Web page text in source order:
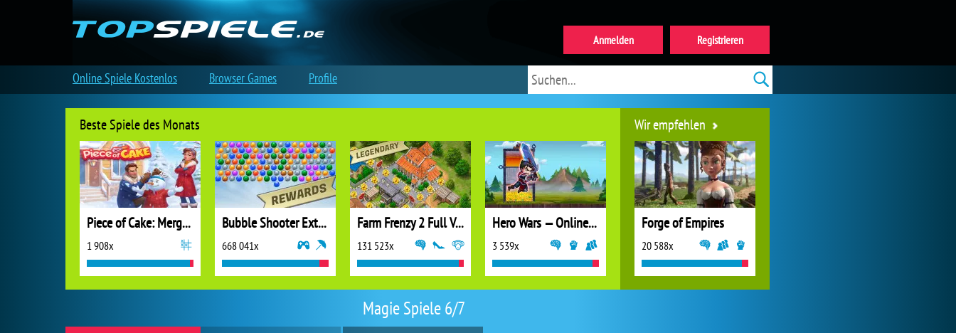
Magie Spiele 6/7
Beste Spiele des Monats
Piece of Cake: Merge and Bake
1 908x
Bubble Shooter Extreme
668 041x
Farm Frenzy 2 Full Version
131 523x
Hero Wars — Online action RPG
3 539x
Wir empfehlen
Forge of Empires
20 588x
Registrieren
Anmelden
Online Spiele Kostenlos Browser Games Profile